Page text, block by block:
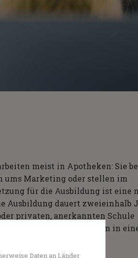
meist in Apotheken: Sie
ums Marketing oder stellen im
für die Ausbildung ist eine
Ausbildung dauert zweieinhalb
privaten, anerkannten Schule
ein Praktikum in
Daten an Länder